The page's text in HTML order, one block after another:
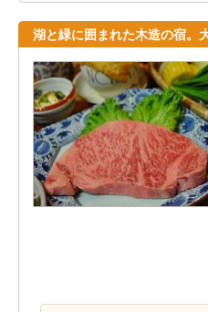
湖と緑に囲まれた木造の宿。